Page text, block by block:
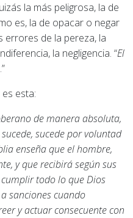
la más peligrosa, la de
es, la de opacar o negar
errores de la pereza, la
la negligencia. “El
.”
esta:
de manera absoluta,
sucede por voluntad
enseña que el hombre,
y que recibirá según sus
todo lo que Dios
sanciones cuando
y actuar consecuente con